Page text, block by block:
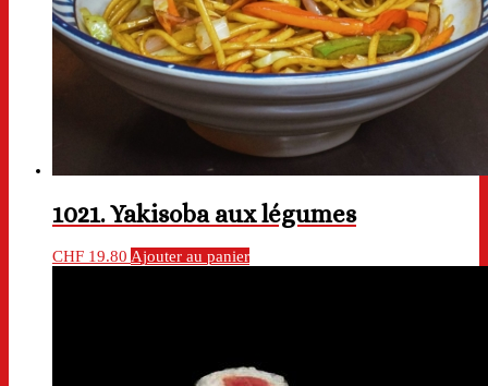
1021. Yakisoba aux légumes
CHF 19.80 Ajouter au panier